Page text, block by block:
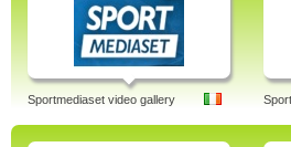
Sportmediaset video gallery